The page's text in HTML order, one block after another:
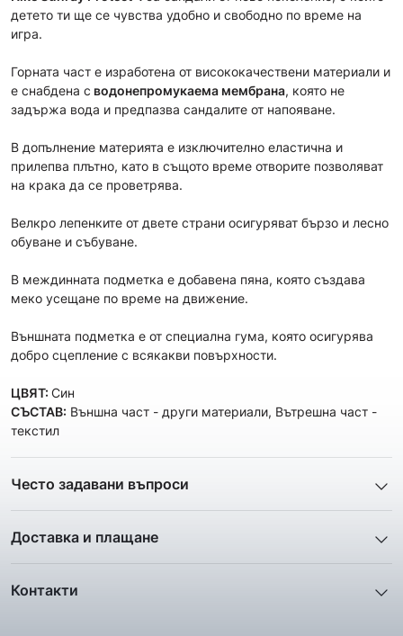
детето ти ще се чувства удобно и свободно по време на
игра.
Горната част е изработена от висококачествени материали и
е снабдена с водонепромукаема мембрана, която не
задържа вода и предпазва сандалите от напояване.
В допълнение материята е изключително еластична и
прилепва плътно, като в същото време отворите позволяват
на крака да се проветрява.
Велкро лепенките от двете страни осигуряват бързо и лесно
обуване и събуване.
В междинната подметка е добавена пяна, която създава
меко усещане по време на движение.
Външната подметка е от специална гума, която осигурява
добро сцепление с всякакви повърхности.
ЦВЯТ: Син
СЪСТАВ: Външна част - други материали, Вътрешна част -
текстил
Често задавани въпроси
ще получа?
добие максимално ясна и точна представа за дадения
Доставка и плащане
използваме услугите на куриерските фирми
Контакти